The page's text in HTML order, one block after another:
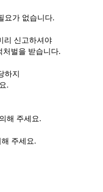
요가 없습니다.
리 신고하셔야
처벌을 받습니다.
하지
.
해 주세요.
주세요.